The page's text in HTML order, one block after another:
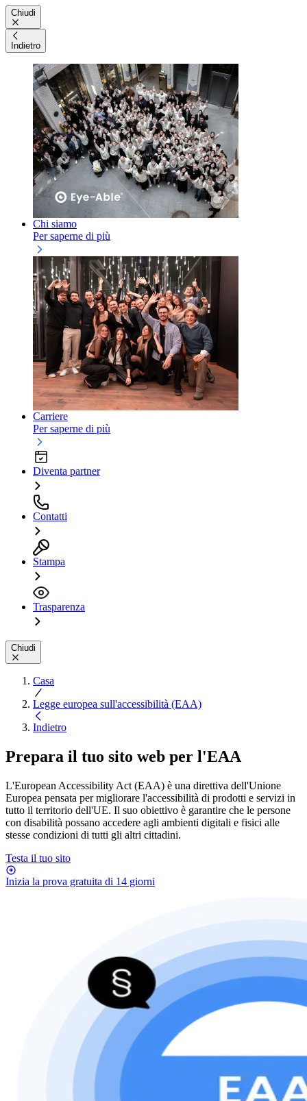
Chiudi
Indietro
Chi siamo
Per saperne di più
Carriere
Per saperne di più
Diventa partner
Contatti
Stampa
Trasparenza
Chiudi
Casa
Legge europea sull'accessibilità (EAA)
Indietro
Prepara il tuo sito web per l'EAA
L'European Accessibility Act (EAA) è una direttiva dell'Unione
Europea pensata per migliorare l'accessibilità di prodotti e servizi in
tutto il territorio dell'UE. Il suo obiettivo è garantire che le persone
con disabilità possano accedere agli ambienti digitali e fisici alle
stesse condizioni di tutti gli altri cittadini.
Testa il tuo sito
Inizia la prova gratuita di 14 giorni